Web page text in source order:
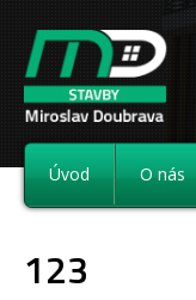
Úvod O nás
123